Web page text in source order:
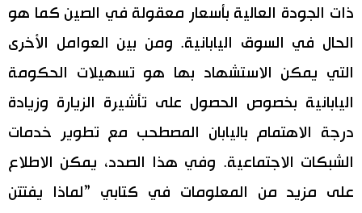
ذات الجودة العالية بأسعار معقولة في الصين كما هو
الحال في السوق اليابانية. ومن بين العوامل الأخرى
التي يمكن الاستشهاد بها هو تسهيلات الحكومة
اليابانية بخصوص الحصول على تأشيرة الزيارة وزيادة
درجة الاهتمام باليابان المصطحب مع تطوير خدمات
الشبكات الاجتماعية. وفي هذا الصدد، يمكن الاطلاع
على مزيد من المعلومات في كتابي ”لماذا يفتتن